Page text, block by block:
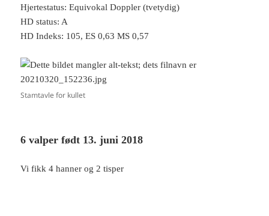
Hjertestatus: Equivokal Doppler (tvetydig)
HD status: A
HD Indeks: 105, ES 0,63 MS 0,57
Stamtavle for kullet
6 valper født 13. juni 2018
Vi fikk 4 hanner og 2 tisper